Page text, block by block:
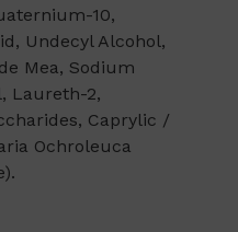
10,
Undecyl Alcohol,
Mea, Sodium
Laureth-2,
Caprylic /
Ochroleuca